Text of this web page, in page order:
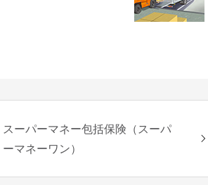
スーパーマネー包括保険（スーパ
ーマネーワン）